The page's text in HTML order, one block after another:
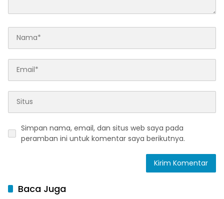
Simpan nama, email, dan situs web saya pada
peramban ini untuk komentar saya berikutnya.
Baca Juga